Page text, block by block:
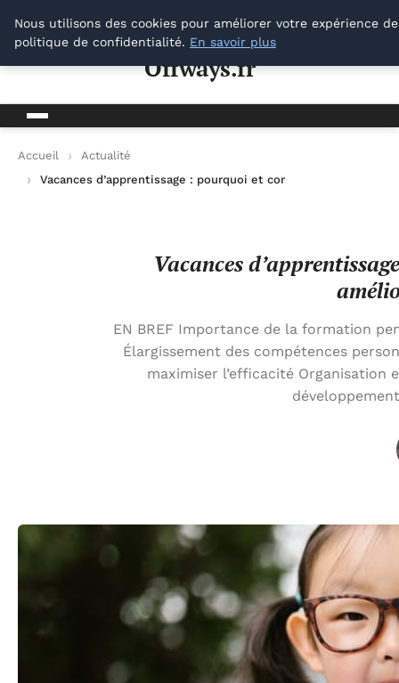
Offways.fr
Offways.fr
Accueil
Actualité
Vacances d’apprentissage : pourquoi et comment les utiliser
Vacances
EN BREF Importance de la formation
Élargissement des compétences
maximiser l’efficacité Organisation
Nous utilisons des cookies pour améliorer votre expérience
politique de confidentialité. En savoir plus